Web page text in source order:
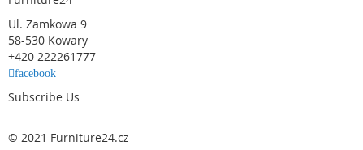
Ul. Zamkowa 9
58-530 Kowary
+420 222261777
facebook
Subscribe Us
© 2021 Furniture24.cz